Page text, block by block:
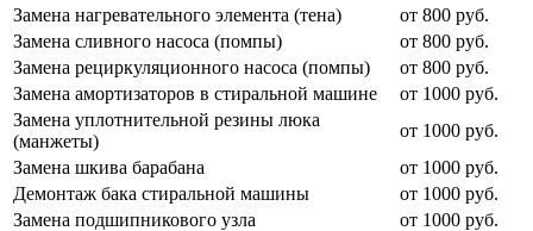
Замена нагревательного элемента (тена)
от 800 руб.
Замена сливного насоса (помпы)
от 800 руб.
Замена рециркуляционного насоса (помпы)
от 800 руб.
Замена амортизаторов в стиральной машине
от 1000 руб.
Замена уплотнительной резины люка
(манжеты)
от 1000 руб.
Замена шкива барабана
от 1000 руб.
Демонтаж бака стиральной машины
от 1000 руб.
Замена подшипникового узла
от 1000 руб.